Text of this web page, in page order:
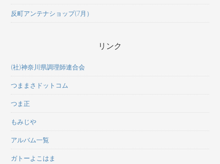
反町アンテナショップ(7月）
リンク
(社)神奈川県調理師連合会
つままさドットコム
つま正
もみじや
アルバム一覧
ガトーよこはま